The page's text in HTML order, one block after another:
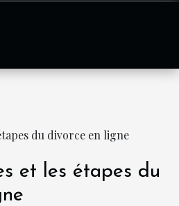
du divorce en ligne
et les étapes du